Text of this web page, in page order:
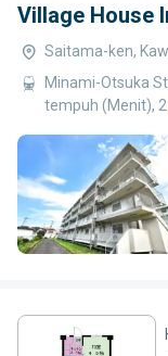
Village House
Saitama-ken,
Minami-Otsuka
tempuh (Menit),